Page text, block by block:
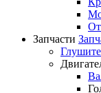
Запчасти